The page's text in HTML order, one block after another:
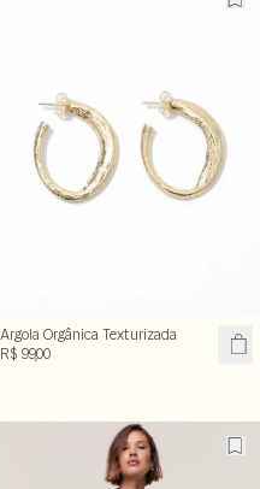
Argola Orgânica Texturizada
R$ 99,00